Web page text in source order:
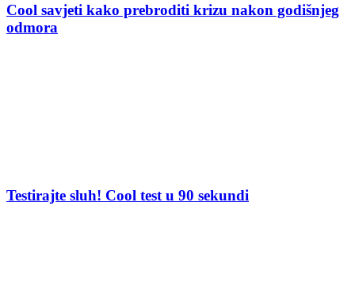
Cool savjeti kako prebroditi krizu nakon godišnjeg
odmora
Testirajte sluh! Cool test u 90 sekundi